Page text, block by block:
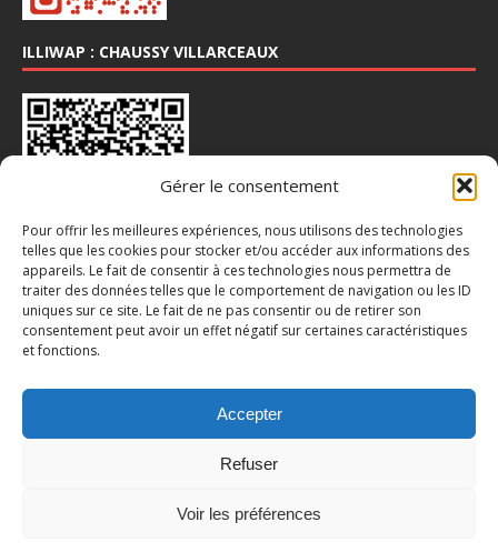
Gérer le consentement
Pour offrir les meilleures expériences, nous utilisons des technologies
telles que les cookies pour stocker et/ou accéder aux informations des
appareils. Le fait de consentir à ces technologies nous permettra de
traiter des données telles que le comportement de navigation ou les ID
uniques sur ce site. Le fait de ne pas consentir ou de retirer son
consentement peut avoir un effet négatif sur certaines caractéristiques
et fonctions.
Accepter
Refuser
Voir les préférences
ILLIWAP : CHAUSSY VILLARCEAUX
INSTA : @CHAUSSY_VILLARCEAUX